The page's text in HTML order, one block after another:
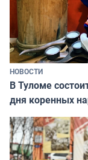
НОВОСТИ
В Туломе
дня коренных